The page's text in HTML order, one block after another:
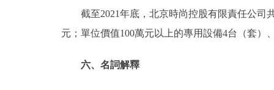
截至2021年底，北京時尚控股有限責任公司共
元；單位價值100萬元以上的專用設備4台（套）
六、名詞解釋